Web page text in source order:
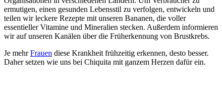
ermutigen, einen gesunden Lebensstil zu verfolgen, entwickeln und
teilen wir leckere Rezepte mit unseren Bananen, die voller
essentieller Vitamine und Mineralien stecken. Außerdem informieren
wir auf unseren Kanälen über die Früherkennung von Brustkrebs.
Je mehrFrauen diese Krankheit frühzeitig erkennen, desto besser.
Daher setzen wie uns bei Chiquita mit ganzem Herzen dafür ein.